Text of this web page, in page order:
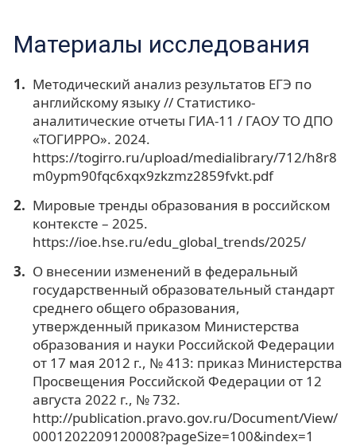
Материалы исследования
Методический анализ результатов ЕГЭ по
английскому языку // Статистико-
аналитические отчеты ГИА-11 / ГАОУ ТО ДПО
«ТОГИРРО». 2024.
https://togirro.ru/upload/medialibrary/712/h8r8
m0ypm90fqc6xqx9zkzmz2859fvkt.pdf
Мировые тренды образования в российском
контексте – 2025.
https://ioe.hse.ru/edu_global_trends/2025/
О внесении изменений в федеральный
государственный образовательный стандарт
среднего общего образования,
утвержденный приказом Министерства
образования и науки Российской Федерации
от 17 мая 2012 г., № 413: приказ Министерства
Просвещения Российской Федерации от 12
августа 2022 г., № 732.
http://publication.pravo.gov.ru/Document/View/
0001202209120008?pageSize=100&index=1